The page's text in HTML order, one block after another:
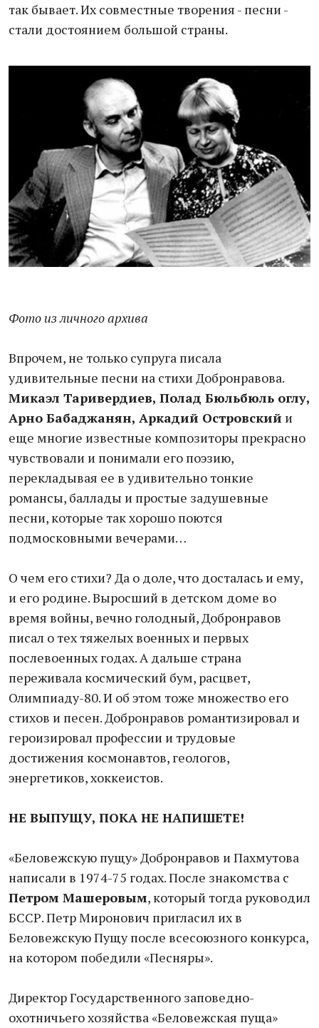
так бывает. Их совместные творения - песни -
стали достоянием большой страны.
Фото из личного архива
Впрочем, не только супруга писала
удивительные песни на стихи Добронравова.
Микаэл Таривердиев, Полад Бюльбюль оглу,
Арно Бабаджанян, Аркадий Островский и
еще многие известные композиторы прекрасно
чувствовали и понимали его поэзию,
перекладывая ее в удивительно тонкие
романсы, баллады и простые задушевные
песни, которые так хорошо поются
подмосковными вечерами…
О чем его стихи? Да о доле, что досталась и ему,
и его родине. Выросший в детском доме во
время войны, вечно голодный, Добронравов
писал о тех тяжелых военных и первых
послевоенных годах. А дальше страна
переживала космический бум, расцвет,
Олимпиаду-80. И об этом тоже множество его
стихов и песен. Добронравов романтизировал и
героизировал профессии и трудовые
достижения космонавтов, геологов,
энергетиков, хоккеистов.
НЕ ВЫПУЩУ, ПОКА НЕ НАПИШЕТЕ!
«Беловежскую пущу» Добронравов и Пахмутова
написали в 1974-75 годах. После знакомства с
Петром Машеровым, который тогда руководил
БССР. Петр Миронович пригласил их в
Беловежскую Пущу после всесоюзного конкурса,
на котором победили «Песняры».
Директор Государственного заповедно-
охотничьего хозяйства «Беловежская пуща»